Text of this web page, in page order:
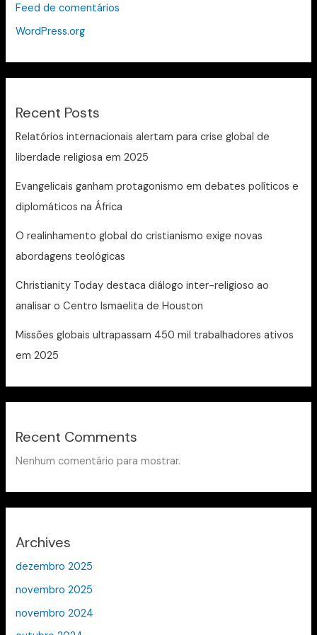
Feed de comentários
WordPress.org
Recent Posts
Relatórios internacionais alertam para crise global de
liberdade religiosa em 2025
Evangelicais ganham protagonismo em debates políticos e
diplomáticos na África
O realinhamento global do cristianismo exige novas
abordagens teológicas
Christianity Today destaca diálogo inter-religioso ao
analisar o Centro Ismaelita de Houston
Missões globais ultrapassam 450 mil trabalhadores ativos
em 2025
Recent Comments
Nenhum comentário para mostrar.
Archives
dezembro 2025
novembro 2025
novembro 2024